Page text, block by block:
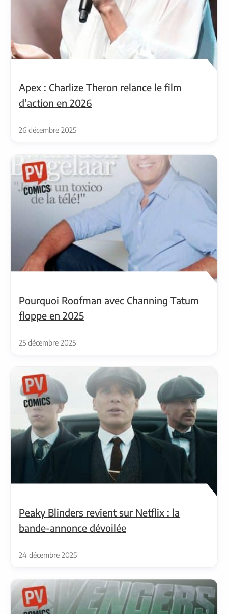
Apex : Charlize Theron relance le film
d’action en 2026
26 décembre 2025
Pourquoi Roofman avec Channing Tatum
floppe en 2025
25 décembre 2025
Peaky Blinders revient sur Netflix : la
bande-annonce dévoilée
24 décembre 2025